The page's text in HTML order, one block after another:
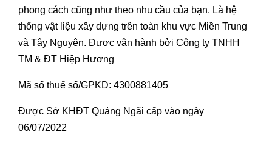
phong cách cũng như theo nhu cầu của bạn. Là hệ
thống vật liệu xây dựng trên toàn khu vực Miền Trung
và Tây Nguyên. Được vận hành bởi Công ty TNHH
TM & ĐT Hiệp Hương
Mã số thuế số/GPKD: 4300881405
Được Sở KHĐT Quảng Ngãi cấp vào ngày
06/07/2022